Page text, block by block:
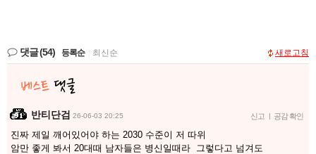
댓글(54) 등록순 최신순 새로고침
반티단검 26-06-03 20:25 신고 | 공감 확인
진짜 제일 깨어있어야 하는 2030 수준이 저 따위
암만 좋게 봐서 20대때 남자들은 병신일때라 그렇다고 넘겨도